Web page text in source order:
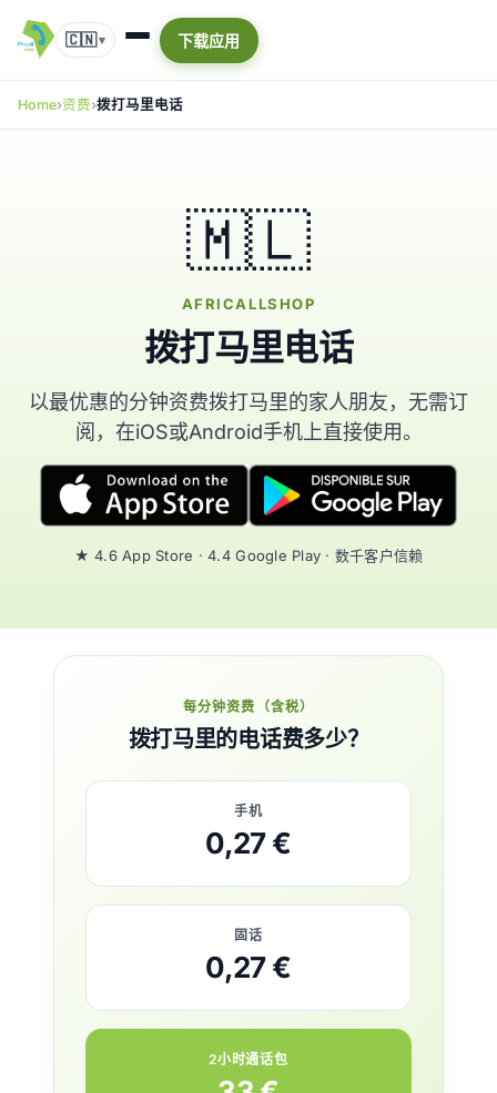
🇨🇳▾ 下载应用
Home 资费 拨打马里电话
🇲🇱
AFRICALLSHOP
拨打马里电话
以最优惠的分钟资费拨打马里的家人朋友，无需订
阅，在iOS或Android手机上直接使用。
★ 4.6 App Store · 4.4 Google Play · 数千客户信赖
每分钟资费（含税）
拨打马里的电话费多少？
手机
0,27 €
固话
0,27 €
2小时通话包